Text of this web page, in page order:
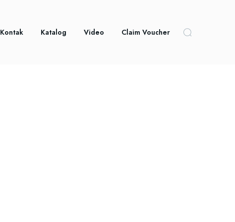
Kontak Katalog Video Claim Voucher